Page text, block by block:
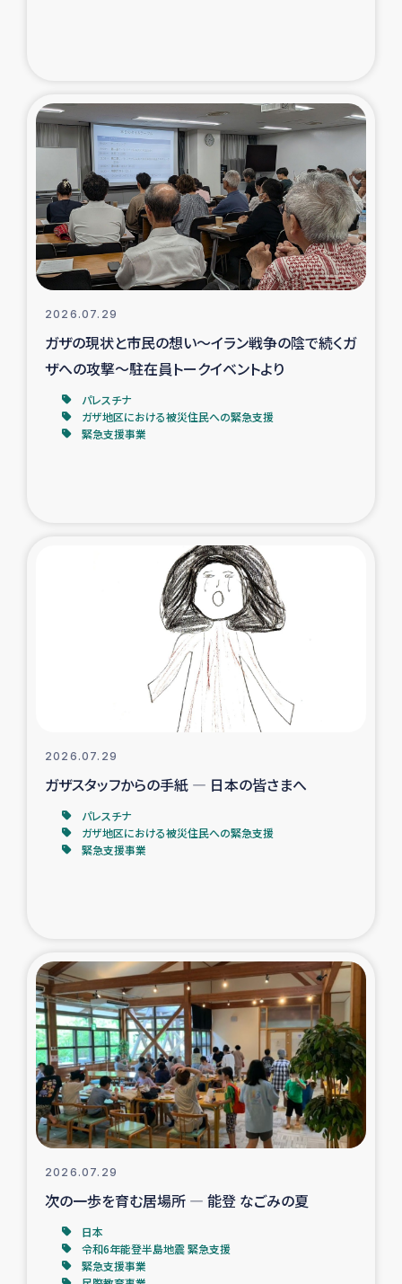
漁民によるマングローブ植林活動
レバノンでのシリア難民への食糧・越冬支援
レバノンにおける緊急支援
レバノンでのシリア難民への教育支援事業
レバノンでのシリア難民・レバノン人への農業支援
海外ルーツの市民との共生
神原ゼミxパルシック
仮設住宅生活支援・農業復興支援
漁業復興支援
インターン・ボランティア日誌
経済自立支援事業
ガザ空爆被災者への食料支援と農家生産支援
ガザ地区における羊の畜産支援
ガザ地区酪農を通した女性グループの生計支援
ふりかけ普及と食生活改善による栄養改善事業
フェアトレード事業
緊急支援事業
女性の生計向上を通じた子どもの栄養改善事業
2026.07.29
ガザの現状と市民の想い～イラン戦争の陰で続くガ
ザへの攻撃～駐在員トークイベントより
パレスチナ
ガザ地区における被災住民への緊急支援
緊急支援事業
2026.07.29
ガザスタッフからの手紙 ― 日本の皆さまへ
パレスチナ
ガザ地区における被災住民への緊急支援
緊急支援事業
2026.07.29
次の一歩を育む居場所 ― 能登 なごみの夏
日本
令和6年能登半島地震 緊急支援
緊急支援事業